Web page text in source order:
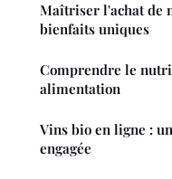
Maîtriser l'achat de
bienfaits uniques
Comprendre le
alimentation
Vins bio en ligne :
engagée